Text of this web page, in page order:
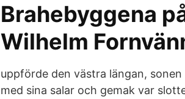
Brahebyggena
Wilhelm
uppförde den västra längan,
med sina salar och gemak var